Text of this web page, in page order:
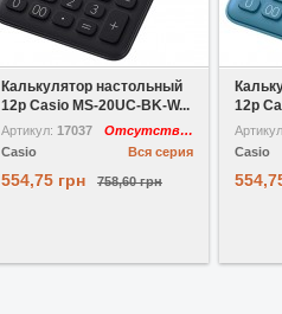
В избранное
Калькулятор настольный
12р Casio MS-20UC-BK-W...
Артикул: 17037
Отсутствует
Вся серия
Casio
554,75 грн 758,60 грн
12р
Casio